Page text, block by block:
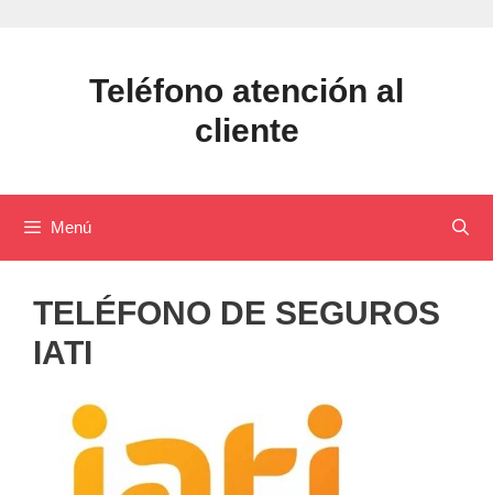
Teléfono atención al
cliente
Menú
TELÉFONO DE SEGUROS
IATI